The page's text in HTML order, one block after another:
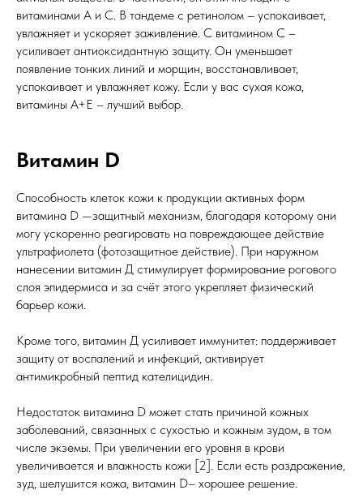
витаминами А и С. В тандеме с ретинолом – успокаивает,
увлажняет и ускоряет заживление. С витамином С –
усиливает антиоксидантную защиту. Он уменьшает
появление тонких линий и морщин, восстанавливает,
успокаивает и увлажняет кожу. Если у вас сухая кожа,
витамины А+Е – лучший выбор.
Витамин D
Способность клеток кожи к продукции активных форм
витамина D —защитный механизм, благодаря которому они
могу ускоренно реагировать на повреждающее действие
ультрафиолета (фотозащитное действие). При наружном
нанесении витамин Д стимулирует формирование рогового
слоя эпидермиса и за счёт этого укрепляет физический
барьер кожи.
Кроме того, витамин Д усиливает иммунитет: поддерживает
защиту от воспалений и инфекций, активирует
антимикробный пептид кателицидин.
Недостаток витамина D может стать причиной кожных
заболеваний, связанных с сухостью и кожным зудом, в том
числе экземы. При увеличении его уровня в крови
увеличивается и влажность кожи [2]. Если есть раздражение,
зуд, шелушится кожа, витамин D– хорошее решение.